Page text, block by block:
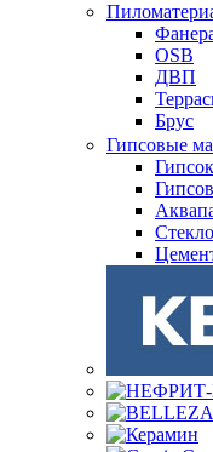
OSB
ДВП
Брус
Гипсовые